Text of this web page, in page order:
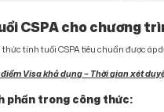
CSPA cho chương
thức tính tuổi CSPA tiêu chuẩn được áp
Visa khả dụng – Thời gian xét
phần trong công thức: